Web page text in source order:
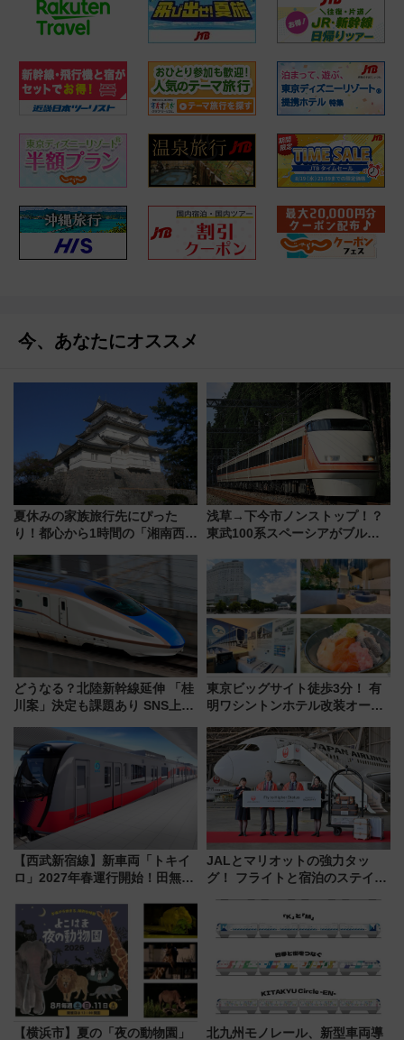
今、あなたにオススメ
夏休みの家族旅行先にぴった
り！都心から1時間の「湘南西エ
島とは異なる魅力を持つ今夏の
注目スポット
浅草→下今市ノンストップ！？
東武100系スペーシアがブルー
ー当時の停車駅」を再現 運転
時刻や特急券の買い方を紹介
どうなる？北陸新幹線延伸 「桂
川案」決定も課題あり SNS上の
東京ビッグサイト徒歩3分！ 有
明ワシントンホテル改装オープ
客室」や海鮮丼が人気の朝食ビ
ュッフェを現地レポ
【西武新宿線】新車両「トキイ
ロ」2027年春運行開始！田無・
「第2弾」も
JALとマリオットの強力タッ
グ！ フライトと宿泊のステイタ
上級会員資格を効率よく獲得す
る方法を解説
【横浜市】夏の「夜の動物園」
北九州モノレール、新型車両導